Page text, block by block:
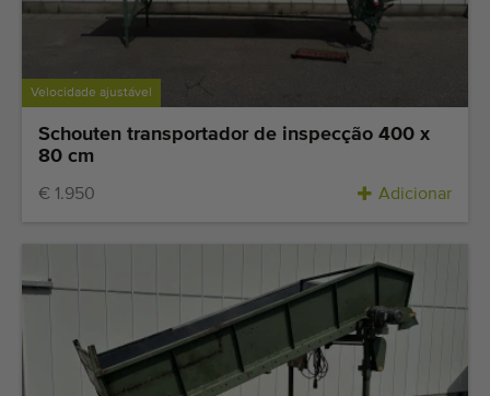
Velocidade ajustável
Schouten transportador de inspecção 400 x
80 cm
€ 1.950 Adicionar